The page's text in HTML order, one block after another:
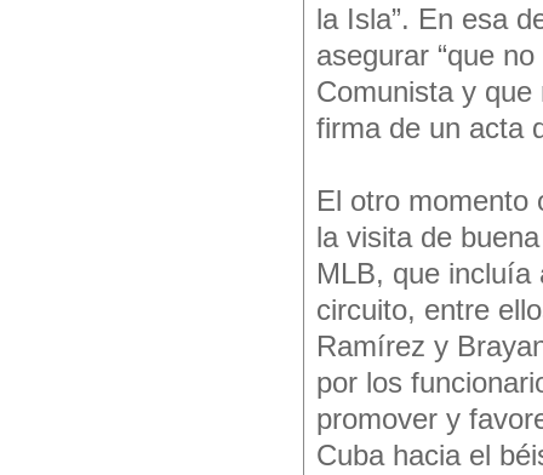
la Isla”. En esa
asegurar “que
Comunista y que
firma de un acta
El otro momento
la visita de
MLB, que incluía
circuito, entre
Ramírez y
por los
promover y
Cuba hacia el